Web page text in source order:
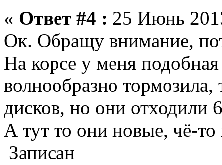
« Ответ #4 : 25 Июнь
Ок. Обращу внимание,
На корсе у меня
волнообразно
дисков, но они отходили
А тут то они новые, чё-
Записан